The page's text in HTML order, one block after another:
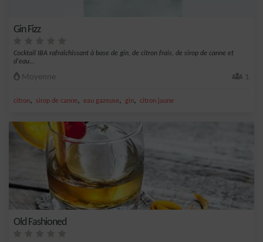
Gin Fizz
Cocktail IBA rafraîchissant à base de gin, de citron frais, de sirop de canne et
d'eau...
Moyenne 1
citron, sirop de canne, eau gazeuse, gin, citron jaune
Old Fashioned